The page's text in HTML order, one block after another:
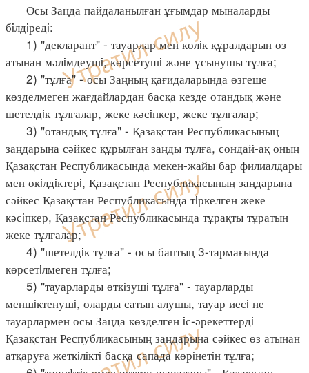
Осы Заңда пайдаланылған ұғымдар мыналарды
бiлдiредi:
1) "декларант" - тауарлар мен көлiк құралдарын өз
атынан мәлiмдеушi, көрсетушi және ұсынушы тұлға;
2) "тұлға" - осы Заңның қағидаларында өзгеше
көзделмеген жағдайлардан басқа кезде отандық және
шетелдiк тұлғалар, жеке кәсiпкер, жеке тұлғалар;
3) "отандық тұлға" - Қазақстан Республикасының
заңдарына сәйкес құрылған заңды тұлға, сондай-ақ оның
Қазақстан Республикасында мекен-жайы бар филиалдары
мен өкiлдiктерi, Қазақстан Республикасының заңдарына
сәйкес Қазақстан Республикасында тiркелген жеке
кәсiпкер, Қазақстан Республикасында тұрақты тұратын
жеке тұлғалар;
4) "шетелдiк тұлға" - осы баптың 3-тармағында
көрсетiлмеген тұлға;
5) "тауарларды өткiзушi тұлға" - тауарларды
меншiктенушi, оларды сатып алушы, тауар иесi не
тауарлармен осы Заңда көзделген iс-әрекеттердi
Қазақстан Республикасының заңдарына сәйкес өз атынан
атқаруға жеткiлiктi басқа сапада көрiнетiн тұлға;